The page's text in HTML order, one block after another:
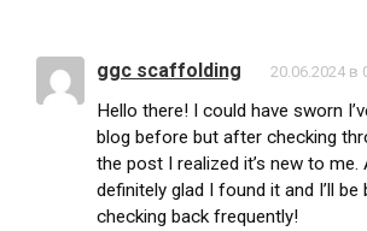
ggc scaffolding 20.06.2024 в
Hello there! I could have sworn
blog before but after checking
the post I realized it’s new to me.
definitely glad I found it and I’ll be
checking back frequently!